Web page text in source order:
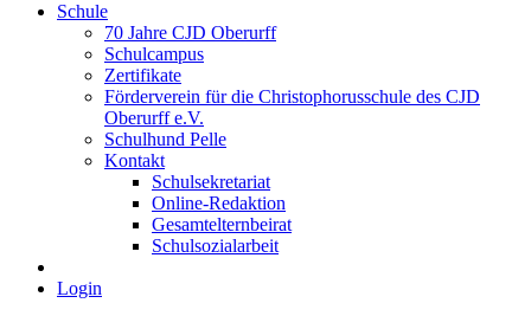
Schule
70 Jahre CJD Oberurff
Schulcampus
Zertifikate
Förderverein für die Christophorusschule des CJD
Oberurff e.V.
Schulhund Pelle
Kontakt
Schulsekretariat
Online-Redaktion
Gesamtelternbeirat
Schulsozialarbeit
Login